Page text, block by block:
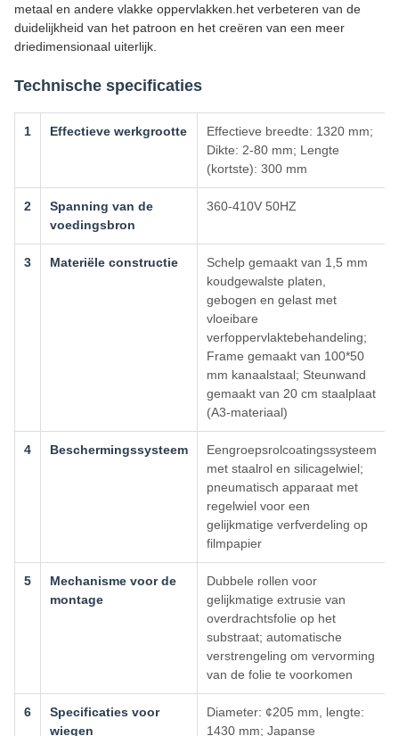
metaal en andere vlakke oppervlakken.het verbeteren van de
duidelijkheid van het patroon en het creëren van een meer
driedimensionaal uiterlijk.
Technische specificaties
1 Effectieve werkgrootte
Effectieve breedte: 1320 mm;
Dikte: 2-80 mm; Lengte
(kortste): 300 mm
2
Spanning van de
voedingsbron
360-410V 50HZ
3 Materiële constructie
Schelp gemaakt van 1,5 mm
koudgewalste platen,
gebogen en gelast met
vloeibare
verfoppervlaktebehandeling;
Frame gemaakt van 100*50
mm kanaalstaal; Steunwand
gemaakt van 20 cm staalplaat
(A3-materiaal)
4 Beschermingssysteem
Eengroepsrolcoatingssysteem
met staalrol en silicagelwiel;
pneumatisch apparaat met
regelwiel voor een
gelijkmatige verfverdeling op
filmpapier
5
Mechanisme voor de
montage
Dubbele rollen voor
gelijkmatige extrusie van
overdrachtsfolie op het
substraat; automatische
verstrengeling om vervorming
van de folie te voorkomen
6
Specificaties voor
wiegen
Diameter: ¢205 mm, lengte:
1430 mm; Japanse